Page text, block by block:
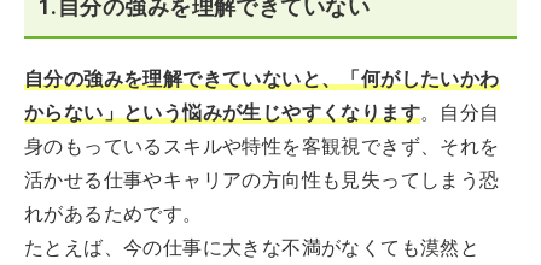
1.自分の強みを理解できていない
自分の強みを理解できていないと、「何がしたいかわ
からない」という悩みが生じやすくなります。自分自
身のもっているスキルや特性を客観視できず、それを
活かせる仕事やキャリアの方向性も見失ってしまう恐
れがあるためです。
たとえば、今の仕事に大きな不満がなくても漠然と